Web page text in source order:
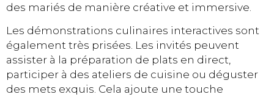
des mariés de manière créative et immersive.
Les démonstrations culinaires interactives sont
également très prisées. Les invités peuvent
assister à la préparation de plats en direct,
participer à des ateliers de cuisine ou déguster
des mets exquis. Cela ajoute une touche